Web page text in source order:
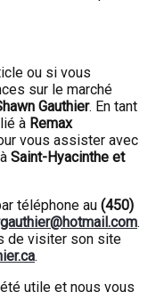
ou si vous
sur le marché
Gauthier. En tant
à Remax
vous assister avec
Saint-Hyacinthe et
téléphone au (450)
.
de visiter son site
.
utile et nous vous